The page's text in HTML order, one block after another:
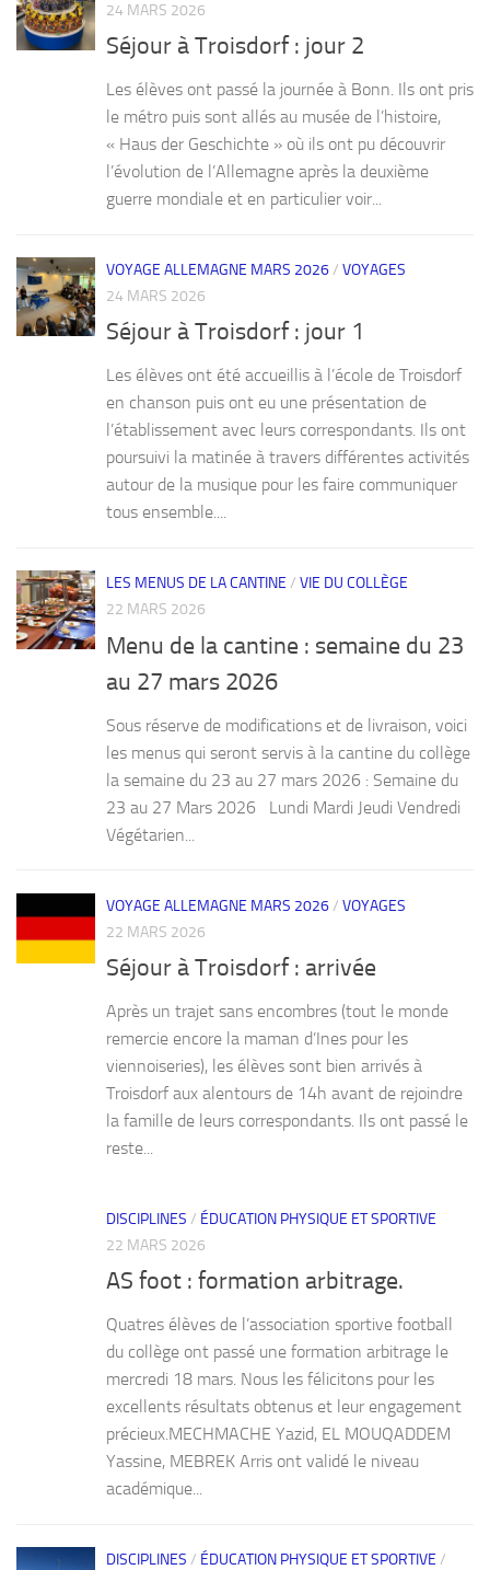
24 MARS 2026
Séjour à Troisdorf : jour 2
Les élèves ont passé la journée à Bonn. Ils ont pris
le métro puis sont allés au musée de l’histoire,
« Haus der Geschichte » où ils ont pu découvrir
l’évolution de l’Allemagne après la deuxième
guerre mondiale et en particulier voir...
VOYAGE ALLEMAGNE MARS 2026/ VOYAGES
24 MARS 2026
Séjour à Troisdorf : jour 1
Les élèves ont été accueillis à l’école de Troisdorf
en chanson puis ont eu une présentation de
l’établissement avec leurs correspondants. Ils ont
poursuivi la matinée à travers différentes activités
autour de la musique pour les faire communiquer
tous ensemble....
LES MENUS DE LA CANTINE / VIE DU COLLÈGE
22 MARS 2026
Menu de la cantine : semaine du 23
au 27 mars 2026
Sous réserve de modifications et de livraison, voici
les menus qui seront servis à la cantine du collège
la semaine du 23 au 27 mars 2026 : Semaine du
23 au 27 Mars 2026 Lundi Mardi Jeudi Vendredi
Végétarien...
VOYAGE ALLEMAGNE MARS 2026/ VOYAGES
22 MARS 2026
Séjour à Troisdorf : arrivée
Après un trajet sans encombres (tout le monde
remercie encore la maman d’Ines pour les
viennoiseries), les élèves sont bien arrivés à
Troisdorf aux alentours de 14h avant de rejoindre
la famille de leurs correspondants. Ils ont passé le
reste...
DISCIPLINES / ÉDUCATION PHYSIQUE ET SPORTIVE
22 MARS 2026
AS foot : formation arbitrage.
Quatres élèves de l’association sportive football
du collège ont passé une formation arbitrage le
mercredi 18 mars. Nous les félicitons pour les
excellents résultats obtenus et leur engagement
précieux.MECHMACHE Yazid, EL MOUQADDEM
Yassine, MEBREK Arris ont validé le niveau
académique...
DISCIPLINES / ÉDUCATION PHYSIQUE ET SPORTIVE /